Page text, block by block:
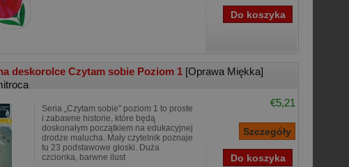
deskorolce Czytam sobie Poziom 1 [Oprawa Miękka]
Seria „Czytam sobie” poziom 1 to proste
i zabawne historie, które będą
doskonałym początkiem na edukacyjnej
drodze malucha. Mały czytelnik poznaje
tu 23 podstawowe głoski. Duża
czcionka, barwne ilust
€5,21